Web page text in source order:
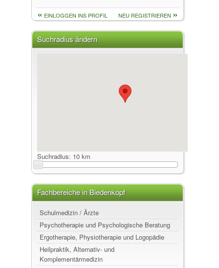
EINLOGGEN INS PROFIL NEU REGISTRIEREN
Suchradius ändern
Suchradius: 10 km
Fachbereiche in Biedenkopf
Schulmedizin / Ärzte
Psychotherapie und Psychologische Beratung
Ergotherapie, Physiotherapie und Logopädie
Heilpraktik, Alternativ- und
Komplementärmedizin